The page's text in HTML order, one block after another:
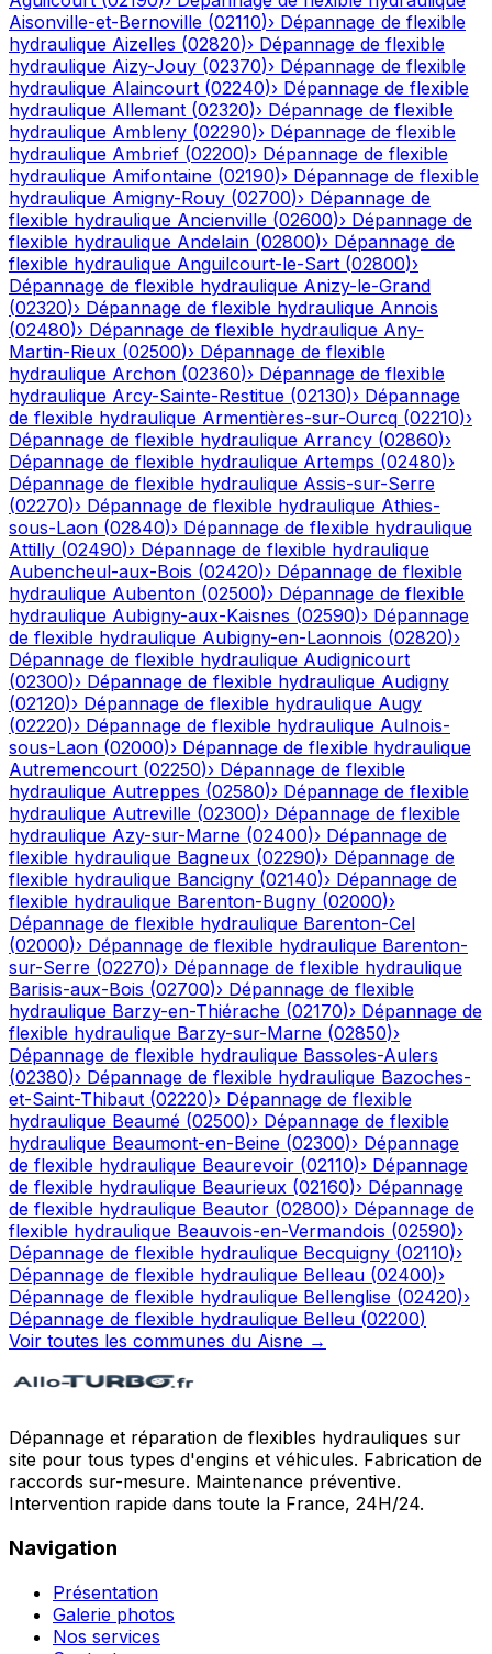
Aisonville-et-Bernoville (02110)› Dépannage de flexible
hydraulique Aizelles (02820)› Dépannage de flexible
hydraulique Aizy-Jouy (02370)› Dépannage de flexible
hydraulique Alaincourt (02240)› Dépannage de flexible
hydraulique Allemant (02320)› Dépannage de flexible
hydraulique Ambleny (02290)› Dépannage de flexible
hydraulique Ambrief (02200)› Dépannage de flexible
hydraulique Amifontaine (02190)› Dépannage de flexible
hydraulique Amigny-Rouy (02700)› Dépannage de
flexible hydraulique Ancienville (02600)› Dépannage de
flexible hydraulique Andelain (02800)› Dépannage de
flexible hydraulique Anguilcourt-le-Sart (02800)›
Dépannage de flexible hydraulique Anizy-le-Grand
(02320)› Dépannage de flexible hydraulique Annois
(02480)› Dépannage de flexible hydraulique Any-
Martin-Rieux (02500)› Dépannage de flexible
hydraulique Archon (02360)› Dépannage de flexible
hydraulique Arcy-Sainte-Restitue (02130)› Dépannage
de flexible hydraulique Armentières-sur-Ourcq (02210)›
Dépannage de flexible hydraulique Arrancy (02860)›
Dépannage de flexible hydraulique Artemps (02480)›
Dépannage de flexible hydraulique Assis-sur-Serre
(02270)› Dépannage de flexible hydraulique Athies-
sous-Laon (02840)› Dépannage de flexible hydraulique
Attilly (02490)› Dépannage de flexible hydraulique
Aubencheul-aux-Bois (02420)› Dépannage de flexible
hydraulique Aubenton (02500)› Dépannage de flexible
hydraulique Aubigny-aux-Kaisnes (02590)› Dépannage
de flexible hydraulique Aubigny-en-Laonnois (02820)›
Dépannage de flexible hydraulique Audignicourt
(02300)› Dépannage de flexible hydraulique Audigny
(02120)› Dépannage de flexible hydraulique Augy
(02220)› Dépannage de flexible hydraulique Aulnois-
sous-Laon (02000)› Dépannage de flexible hydraulique
Autremencourt (02250)› Dépannage de flexible
hydraulique Autreppes (02580)› Dépannage de flexible
hydraulique Autreville (02300)› Dépannage de flexible
hydraulique Azy-sur-Marne (02400)› Dépannage de
flexible hydraulique Bagneux (02290)› Dépannage de
flexible hydraulique Bancigny (02140)› Dépannage de
flexible hydraulique Barenton-Bugny (02000)›
Dépannage de flexible hydraulique Barenton-Cel
(02000)› Dépannage de flexible hydraulique Barenton-
sur-Serre (02270)› Dépannage de flexible hydraulique
Barisis-aux-Bois (02700)› Dépannage de flexible
hydraulique Barzy-en-Thiérache (02170)› Dépannage de
flexible hydraulique Barzy-sur-Marne (02850)›
Dépannage de flexible hydraulique Bassoles-Aulers
(02380)› Dépannage de flexible hydraulique Bazoches-
et-Saint-Thibaut (02220)› Dépannage de flexible
hydraulique Beaumé (02500)› Dépannage de flexible
hydraulique Beaumont-en-Beine (02300)› Dépannage
de flexible hydraulique Beaurevoir (02110)› Dépannage
de flexible hydraulique Beaurieux (02160)› Dépannage
de flexible hydraulique Beautor (02800)› Dépannage de
flexible hydraulique Beauvois-en-Vermandois (02590)›
Dépannage de flexible hydraulique Becquigny (02110)›
Dépannage de flexible hydraulique Belleau (02400)›
Dépannage de flexible hydraulique Bellenglise (02420)›
Dépannage de flexible hydraulique Belleu (02200)
Voir toutes les communes du Aisne →
Dépannage et réparation de flexibles hydrauliques sur
site pour tous types d'engins et véhicules. Fabrication de
raccords sur-mesure. Maintenance préventive.
Intervention rapide dans toute la France, 24H/24.
Navigation
Présentation
Galerie photos
Nos services